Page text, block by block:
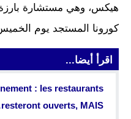
هيكس، وهي مستشارة
كورونا المستجد يوم
اقرأ أيضا...
: les restaurants
resteront ouverts, MAIS…